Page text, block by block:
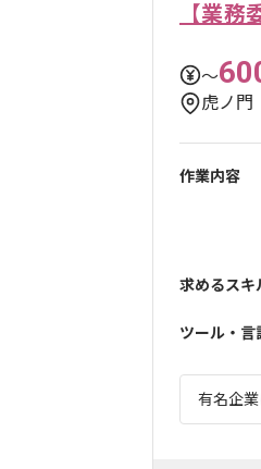
【業
〜
虎ノ門
作業内容
求めるスキ
ツール・言
有名企